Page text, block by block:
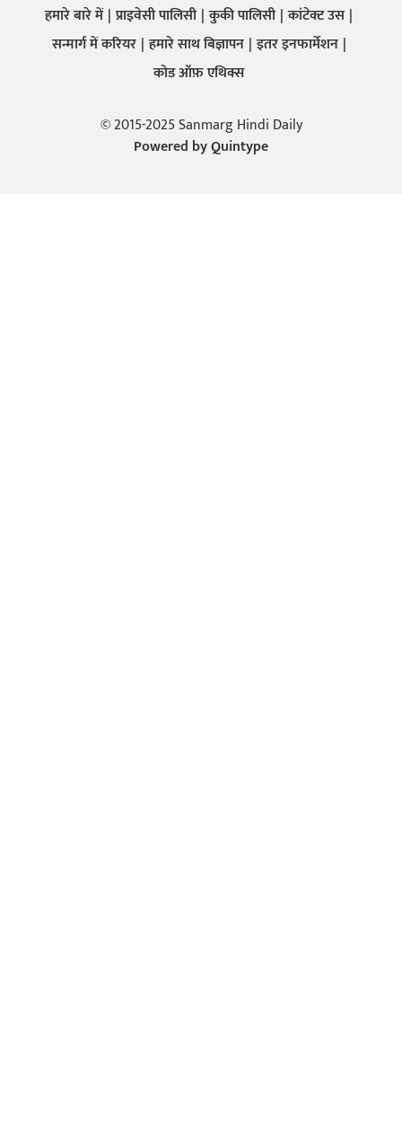
हमारे बारे में प्राइवेसी पालिसी कुकी पालिसी कांटेक्ट उस
सन्मार्ग में करियर हमारे साथ बिज्ञापन इतर इनफार्मेशन
कोड ऑफ़ एथिक्स
© 2015-2025 Sanmarg Hindi Daily
Powered byQuintype